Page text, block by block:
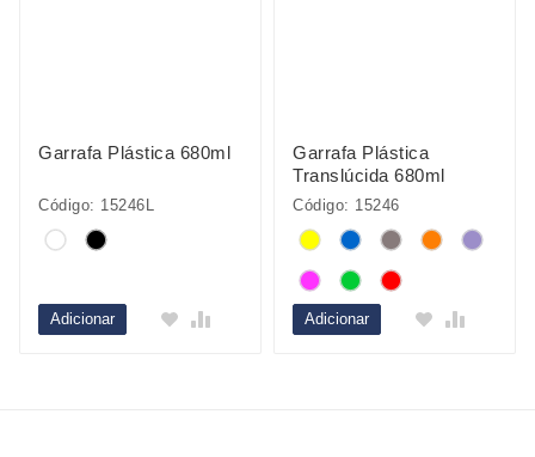
Garrafa Plástica 680ml
Código: 15246L
Adicionar
Garrafa Plástica
Translúcida 680ml
Código: 15246
Adicionar